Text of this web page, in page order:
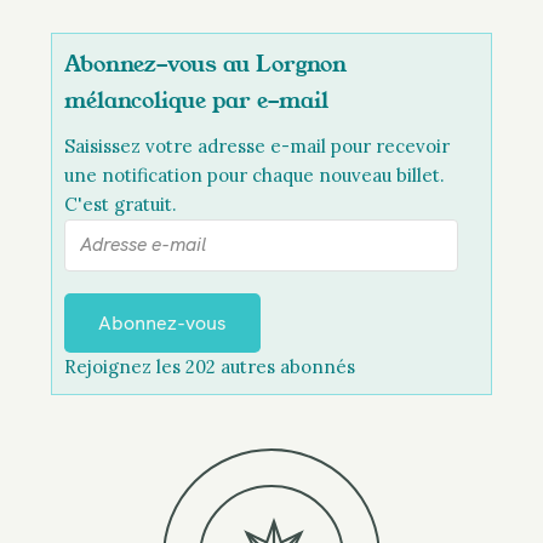
Abonnez-vous au Lorgnon
mélancolique par e-mail
Saisissez votre adresse e-mail pour recevoir
une notification pour chaque nouveau billet.
C'est gratuit.
r
s
s
Abonnez-vous
Rejoignez les 202 autres abonnés